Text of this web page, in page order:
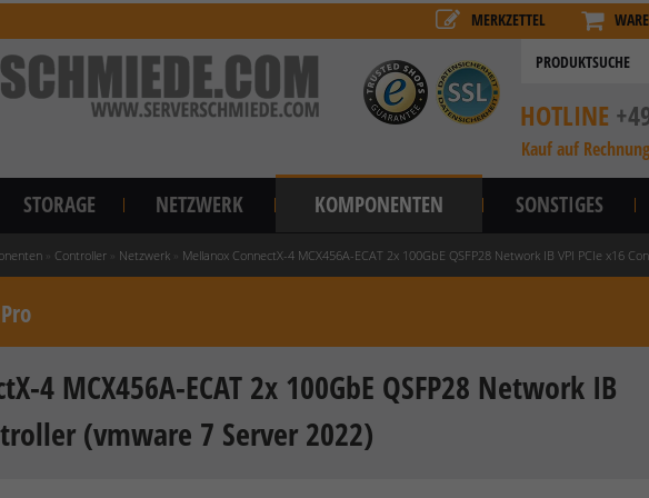
MERKZETTEL
HOTLINE
Kauf auf Rechnung
STORAGE NETZWERK KOMPONENTEN SONSTIGES
Controller Netzwerk Mellanox ConnectX-4 MCX456A-ECAT 2x 100GbE QSFP28 Network IB VPI PCIe x16
4 MCX456A-ECAT 2x 100GbE QSFP28 Network IB
(vmware 7 Server 2022)